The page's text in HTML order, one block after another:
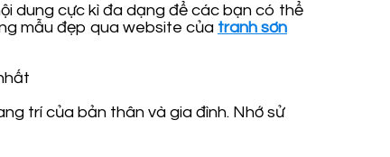
dung cực kì đa dạng để các bạn có thể
mẫu đẹp qua website của tranh sơn
trí của bản thân và gia đình. Nhớ sử